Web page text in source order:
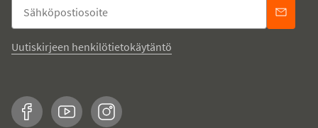
Uutiskirjeen henkilötietokäytäntö
FacebookYouTubeInstagram